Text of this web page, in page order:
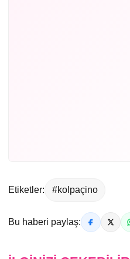
Etiketler: #kolpaçino
Bu haberi paylaş: